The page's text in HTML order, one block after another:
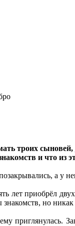
троих сыновей,
и что из
а у
лет приобрёл
но
приглянулась.